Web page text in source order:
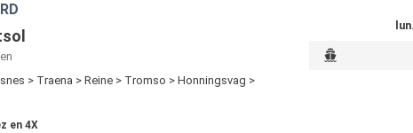
> Traena > Reine > Tromso > Honningsvag >
en 4X